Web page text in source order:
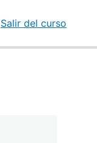
Salir del curso